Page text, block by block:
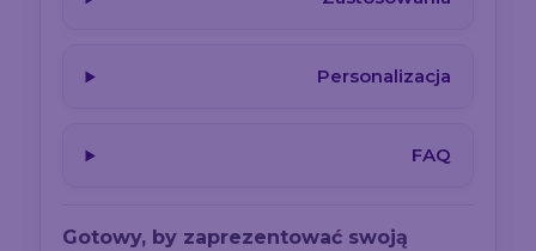
Personalizacja
FAQ
Gotowy, by zaprezentować swoją